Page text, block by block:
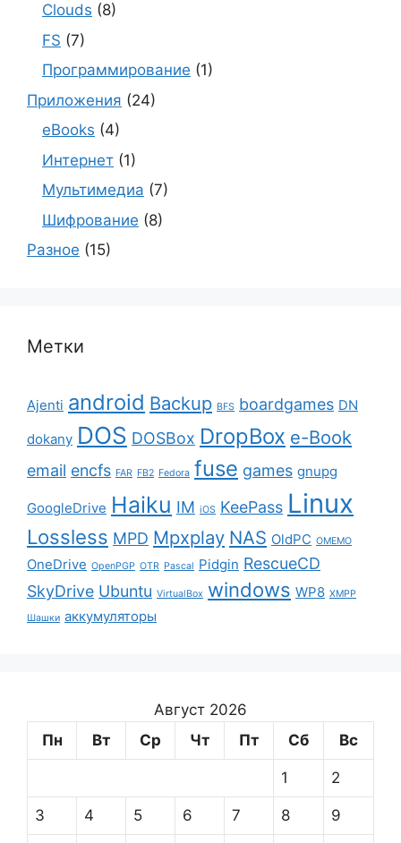
Clouds (8)
FS (7)
Программирование (1)
Приложения (24)
eBooks (4)
Интернет (1)
Мультимедиа (7)
Шифрование (8)
Разное (15)
Метки
Ajenti android Backup BFS boardgames DN
dokany DOS DOSBox DropBox e-Book
email encfs FAR FB2 Fedora fuse games gnupg
GoogleDrive Haiku IM iOS KeePass Linux
Lossless MPD Mpxplay NAS OldPC OMEMO
OneDrive OpenPGP OTR Pascal Pidgin RescueCD
SkyDrive Ubuntu VirtualBox windows WP8 XMPP
Шашки аккумуляторы
Август 2026
Пн
Вт Ср Чт Пт Сб Вс
1 2
3 4 5 6 7 8 9